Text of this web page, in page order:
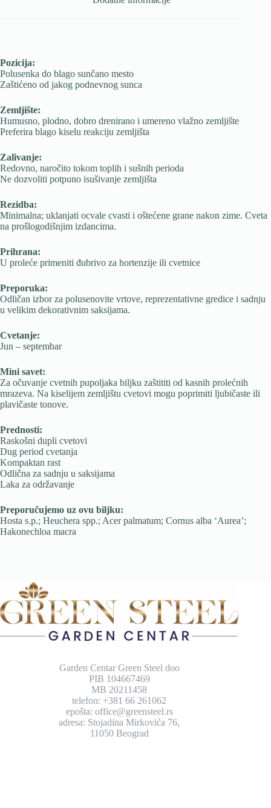
Pozicija:
Polusenka do blago sunčano mesto
Zaštićeno od jakog podnevnog sunca
Zemljište:
Humusno, plodno, dobro drenirano i umereno vlažno zemljište
Preferira blago kiselu reakciju zemljišta
Zalivanje:
Redovno, naročito tokom toplih i sušnih perioda
Ne dozvoliti potpuno isušivanje zemljišta
Rezidba:
Minimalna; uklanjati ocvale cvasti i oštećene grane nakon zime. Cveta
na prošlogodišnjim izdancima.
Prihrana:
U proleće primeniti đubrivo za hortenzije ili cvetnice
Preporuka:
Odličan izbor za polusenovite vrtove, reprezentativne gredice i sadnju
u velikim dekorativnim saksijama.
Cvetanje:
Jun – septembar
Mini savet:
Za očuvanje cvetnih pupoljaka biljku zaštititi od kasnih prolećnih
mrazeva. Na kiselijem zemljištu cvetovi mogu poprimiti ljubičaste ili
plavičaste tonove.
Prednosti:
Raskošni dupli cvetovi
Dug period cvetanja
Kompaktan rast
Odlična za sadnju u saksijama
Laka za održavanje
Preporučujemo uz ovu biljku:
Hosta s.p.; Heuchera spp.; Acer palmatum; Cornus alba ‘Aurea’;
Hakonechloa macra
Garden Centar Green Steel doo
PIB 104667469
MB 20211458
telefon: +381 66 261062
epošta: office@greensteel.rs
adresa: Stojadina Mirkovića 76,
11050 Beograd